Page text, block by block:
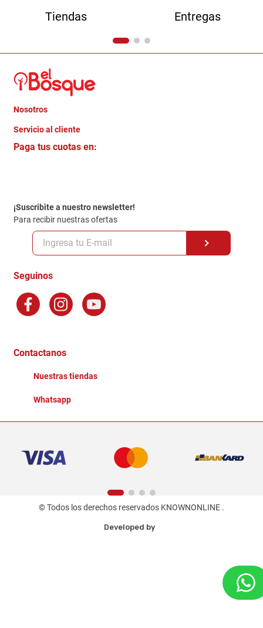
Tiendas Entregas
Nosotros
Quienes somos
Trabaja con Nosotros
Servicio al cliente
Crédito Directo
Politica de Privacidad
Políticas y condiciones GiftCard
Formas de Pago
Terminos y Condiciones
Factura Electronica
Ganadores - Promociones
Paga tus cuotas en:
¡Suscribite a nuestro newsletter!
Para recibir nuestras ofertas
Seguinos
Contactanos
Nuestras tiendas
Whatsapp
© Todos los derechos reservados KNOWNONLINE .
Developed by